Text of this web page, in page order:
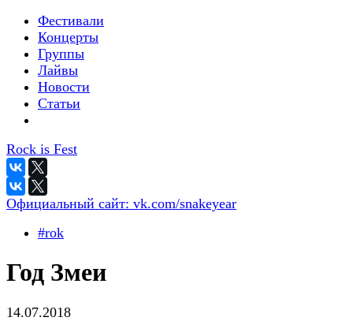
Фестивали
Концерты
Группы
Лайвы
Новости
Статьи
Rock is Fest
Официальный сайт: vk.com/snakeyear
#rok
Год Змеи
14.07.2018